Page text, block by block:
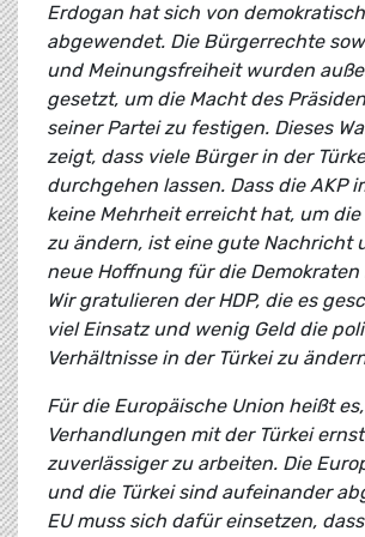
Erdogan hat sich von
abgewendet. Die Bürgerrechte
und Meinungsfreiheit wurden
gesetzt, um die Macht des
seiner Partei zu festigen. Dieses
zeigt, dass viele Bürger in der
durchgehen lassen. Dass die AKP
keine Mehrheit erreicht hat, um die
zu ändern, ist eine gute Nachricht
neue Hoffnung für die Demokraten
Wir gratulieren der HDP, die es
viel Einsatz und wenig Geld die
Verhältnisse in der Türkei zu
Für die Europäische Union heißt
Verhandlungen mit der Türkei
zuverlässiger zu arbeiten. Die
und die Türkei sind aufeinander
EU muss sich dafür einsetzen,